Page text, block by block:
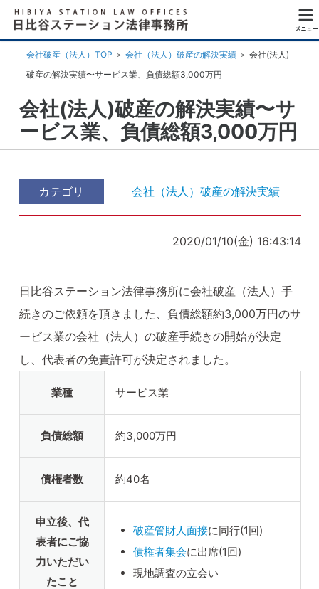
会社破産（法人）TOP ＞ 会社（法人）破産の解決実績 ＞ 会社(法人)
破産の解決実績〜サービス業、負債総額3,000万円
会社(法人)破産の解決実績〜サ
ービス業、負債総額3,000万円
カテゴリ 会社（法人）破産の解決実績
2020/01/10(金) 16:43:14
日比谷ステーション法律事務所に会社破産（法人）手
続きのご依頼を頂きました、負債総額約3,000万円のサ
ービス業の会社（法人）の破産手続きの開始が決定
し、代表者の免責許可が決定されました。
業種 サービス業
負債総額 約3,000万円
債権者数 約40名
申立後、代
表者にご協
力いただい
たこと
破産管財人面接に同行(1回)
債権者集会に出席(1回)
現地調査の立会い